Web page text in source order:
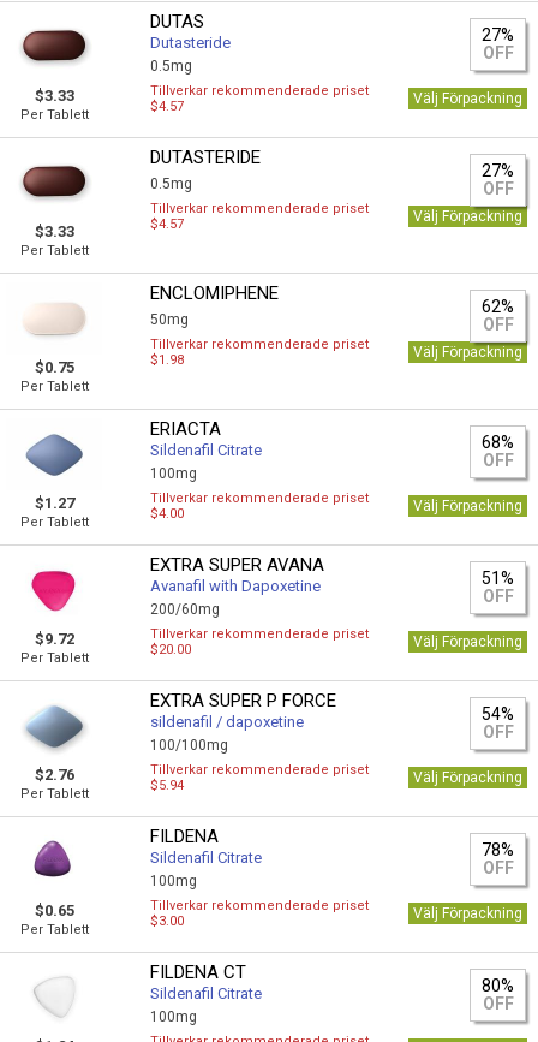
$3.33
Per Tablett
DUTAS
Dutasteride
0.5mg
27%
OFF
Tillverkar rekommenderade priset
$4.57
Välj Förpackning
$3.33
Per Tablett
DUTASTERIDE
0.5mg
27%
OFF
Tillverkar rekommenderade priset
$4.57
Välj Förpackning
$0.75
Per Tablett
ENCLOMIPHENE
50mg
62%
OFF
Tillverkar rekommenderade priset
$1.98
Välj Förpackning
$1.27
Per Tablett
ERIACTA
Sildenafil Citrate
100mg
68%
OFF
Tillverkar rekommenderade priset
$4.00
Välj Förpackning
$9.72
Per Tablett
EXTRA SUPER AVANA
Avanafil with Dapoxetine
200/60mg
51%
OFF
Tillverkar rekommenderade priset
$20.00
Välj Förpackning
$2.76
Per Tablett
EXTRA SUPER P FORCE
sildenafil / dapoxetine
100/100mg
54%
OFF
Tillverkar rekommenderade priset
$5.94
Välj Förpackning
$0.65
Per Tablett
FILDENA
Sildenafil Citrate
100mg
78%
OFF
Tillverkar rekommenderade priset
$3.00
Välj Förpackning
FILDENA CT
Sildenafil Citrate
100mg
80%
OFF